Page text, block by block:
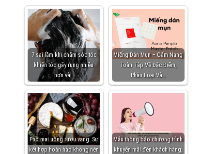
7 sai lầm khi chăm sóc tóc
khiến tóc gãy rụng nhiều
hơn và…
Miếng Dán Mụn – Cẩm Nang
Toàn Tập Về Đặc Điểm,
Phân Loại Và…
Phô mai uống rượu vang: Sự
kết hợp hoàn hảo không nên
Mẫu thông báo chương trình
khuyến mãi đến khách hàng: